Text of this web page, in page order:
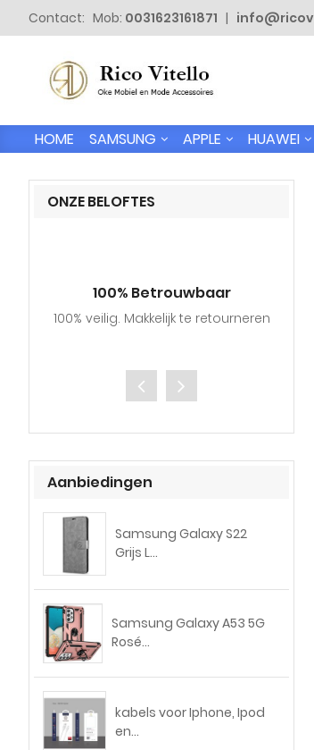
Contact: Mob: 0031623161871 |
HOME SAMSUNG APPLE HUAWEI
ONZE BELOFTES
100% Betrouwbaar
100% veilig. Makkelijk te retourneren
Aanbiedingen
Samsung Galaxy S22
Grijs L...
Samsung Galaxy A53 5G
Rosé...
kabels voor Iphone, Ipod
en...